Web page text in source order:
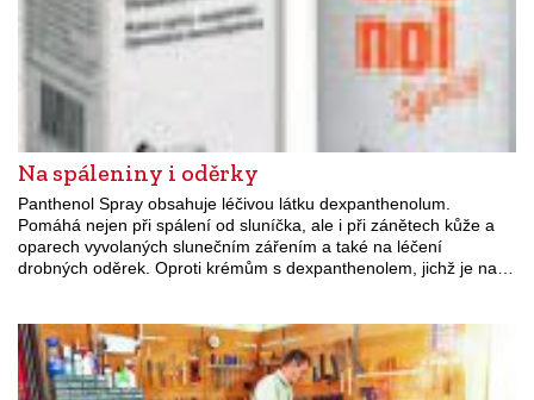
Na spáleniny i oděrky
Panthenol Spray obsahuje léčivou látku dexpanthenolum.
Pomáhá nejen při spálení od sluníčka, ale i při zánětech kůže a
oparech vyvolaných slunečním zářením a také na léčení
drobných oděrek. Oproti krémům s dexpanthenolem, jichž je na…